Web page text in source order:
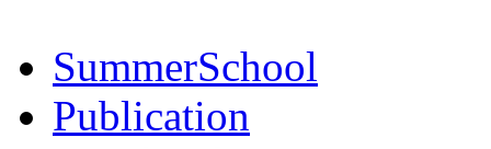
SummerSchool
Publication